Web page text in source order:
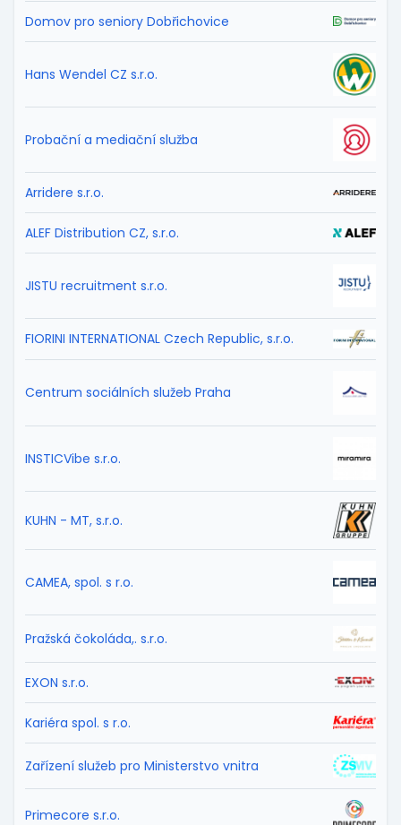
Domov pro seniory Dobřichovice
Hans Wendel CZ s.r.o.
Probační a mediační služba
Arridere s.r.o.
ALEF Distribution CZ, s.r.o.
JISTU recruitment s.r.o.
FIORINI INTERNATIONAL Czech Republic, s.r.o.
Centrum sociálních služeb Praha
INSTICVibe s.r.o.
KUHN - MT, s.r.o.
CAMEA, spol. s r.o.
Pražská čokoláda,. s.r.o.
EXON s.r.o.
Kariéra spol. s r.o.
Zařízení služeb pro Ministerstvo vnitra
Primecore s.r.o.